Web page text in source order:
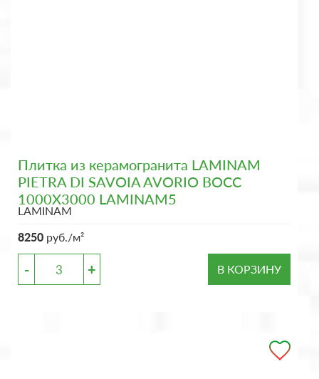
Плитка из керамогранита LAMINAM
PIETRA DI SAVOIA AVORIO BOCC
1000X3000 LAMINAM5
LAMINAM
8250 руб./м²
- + В КОРЗИНУ